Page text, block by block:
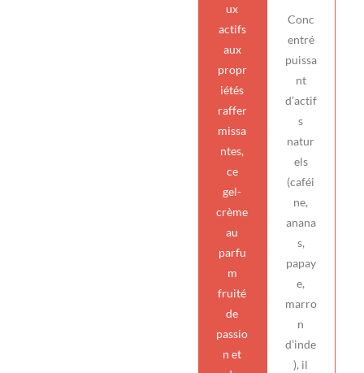
ux
actifs
aux
propr
iétés
raffer
missa
ntes,
ce
gel-
crème
au
parfu
m
fruité
de
passio
n et
Conc
entré
puissa
nt
d’actif
s
natur
els
(caféi
ne,
anana
s,
papay
e,
marro
n
d’inde
), il